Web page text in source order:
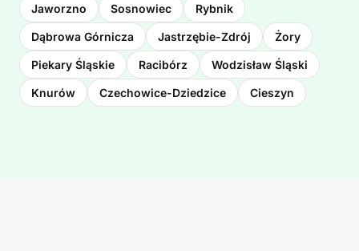
Jaworzno Sosnowiec Rybnik
Dąbrowa Górnicza Jastrzębie-Zdrój Żory
Piekary Śląskie Racibórz Wodzisław Śląski
Knurów Czechowice-Dziedzice Cieszyn